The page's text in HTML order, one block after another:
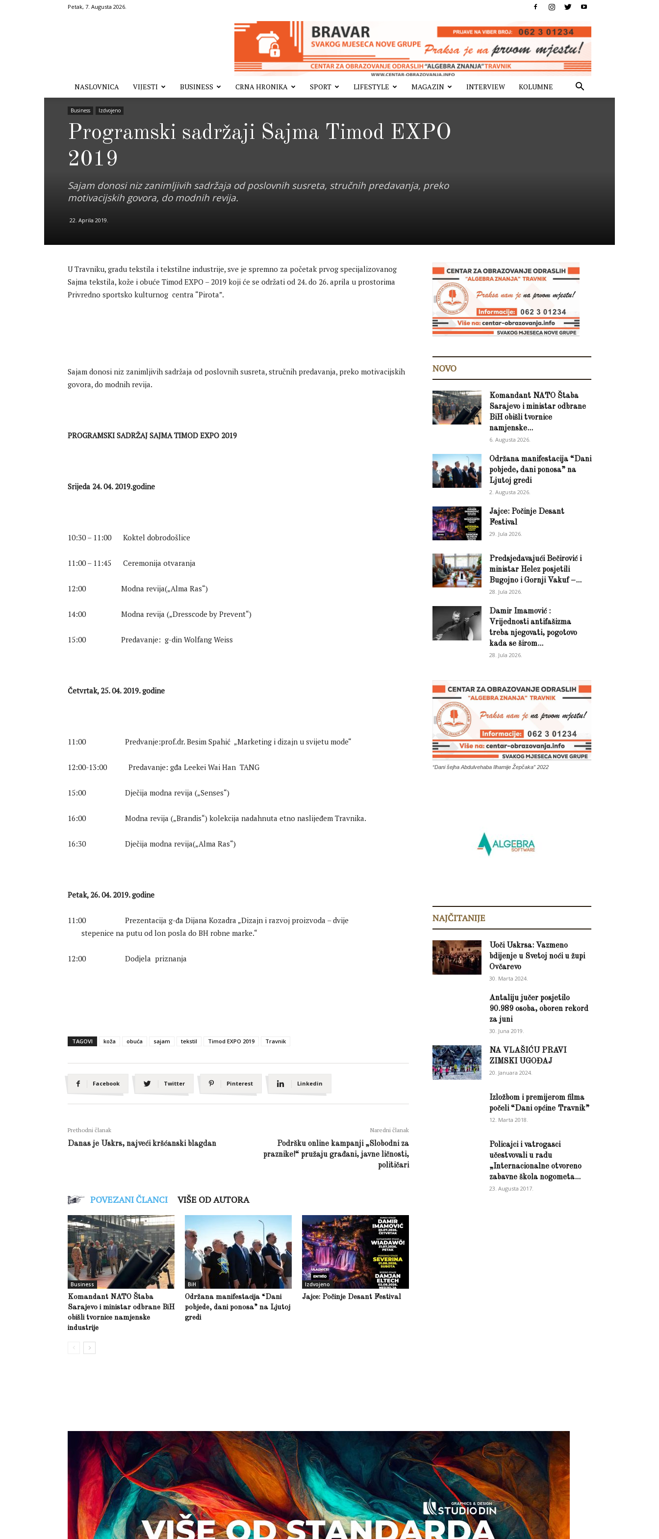
Petak, 7. Augusta 2026.
NASLOVNICA VIJESTI BUSINESS CRNA HRONIKA SPORT LIFESTYLE MAGAZIN INTERVIEW KOLUMNE
Business Izdvojeno
Programski sadržaji Sajma Timod EXPO
2019
Sajam donosi niz zanimljivih sadržaja od poslovnih susreta, stručnih predavanja, preko
motivacijskih govora, do modnih revija.
22. Aprila 2019.
U Travniku, gradu tekstila i tekstilne industrije, sve je spremno za početak prvog specijalizovanog
Sajma tekstila, kože i obuće Timod EXPO – 2019 koji će se održati od 24. do 26. aprila u prostorima
Privredno sportsko kulturnog centra “Pirota”.
Sajam donosi niz zanimljivih sadržaja od poslovnih susreta, stručnih predavanja, preko motivacijskih
govora, do modnih revija.
PROGRAMSKI SADRŽAJ SAJMA TIMOD EXPO 2019
Srijeda 24. 04. 2019.godine
10:30 – 11:00 Koktel dobrodošlice
11:00 – 11:45 Ceremonija otvaranja
12:00 Modna revija(„Alma Ras“)
14:00 Modna revija („Dresscode by Prevent“)
15:00 Predavanje: g-din Wolfang Weiss
Četvrtak, 25. 04. 2019. godine
11:00 Predvanje:prof.dr. Besim Spahić „Marketing i dizajn u svijetu mode“
12:00-13:00 Predavanje: gđa Leekei Wai Han TANG
15:00 Dječija modna revija („Senses“)
16:00 Modna revija („Brandis“) kolekcija nadahnuta etno naslijeđem Travnika.
16:30 Dječija modna revija(„Alma Ras“)
Petak, 26. 04. 2019. godine
11:00 Prezentacija g-đa Dijana Kozadra „Dizajn i razvoj proizvoda – dvije
stepenice na putu od lon posla do BH robne marke.“
12:00 Dodjela priznanja
TAGOVI koža obuća sajam tekstil Timod EXPO 2019 Travnik
Facebook Twitter Pinterest Linkedin
Prethodni članak
Danas je Uskrs, najveći kršćanski blagdan
Naredni članak
Podršku online kampanji „Slobodni za
praznike!“ pružaju građani, javne ličnosti,
političari
POVEZANI ČLANCI VIŠE OD AUTORA
Business
Komandant NATO Štaba
Sarajevo i ministar odbrane BiH
obišli tvornice namjenske
industrije
BiH
Održana manifestacija “Dani
pobjede, dani ponosa” na Ljutoj
gredi
Izdvojeno
Jajce: Počinje Desant Festival
NOVO
Komandant NATO Štaba
Sarajevo i ministar odbrane
BiH obišli tvornice
namjenske...
6. Augusta 2026.
Održana manifestacija “Dani
pobjede, dani ponosa” na
Ljutoj gredi
2. Augusta 2026.
Jajce: Počinje Desant
Festival
29. Jula 2026.
Predsjedavajući Bečirović i
ministar Helez posjetili
Bugojno i Gornji Vakuf –...
28. Jula 2026.
Damir Imamović :
Vrijednosti antifašizma
treba njegovati, pogotovo
kada se širom...
28. Jula 2026.
“Dani šejha Abdulvehaba Ilhamije Žepčaka” 2022
NAJČITANIJE
Uoči Uskrsa: Vazmeno
bdijenje u Svetoj noći u župi
Ovčarevo
30. Marta 2024.
Antaliju jučer posjetilo
90.989 osoba, oboren rekord
za juni
30. Juna 2019.
NA VLAŠIĆU PRAVI
ZIMSKI UGOĐAJ
20. Januara 2024.
Izložbom i premijerom filma
počeli “Dani općine Travnik”
12. Marta 2018.
Policajci i vatrogasci
učestvovali u radu
„Internacionalne otvoreno
zabavne škola nogometa...
23. Augusta 2017.